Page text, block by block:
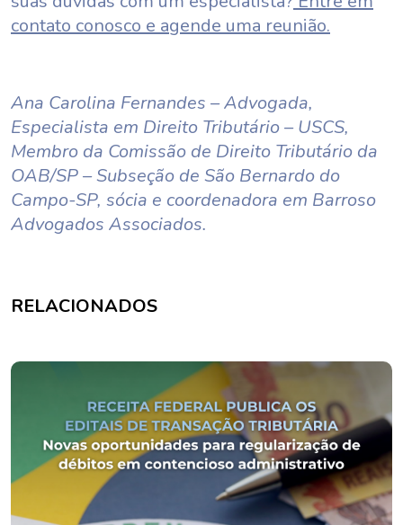
contato conosco e agende uma reunião.
Ana Carolina Fernandes – Advogada,
Especialista em Direito Tributário – USCS,
Membro da Comissão de Direito Tributário da
OAB/SP – Subseção de São Bernardo do
Campo-SP, sócia e coordenadora em Barroso
Advogados Associados.
RELACIONADOS